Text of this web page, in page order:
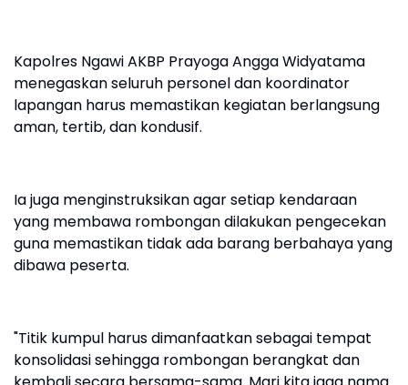
Kapolres Ngawi AKBP Prayoga Angga Widyatama
menegaskan seluruh personel dan koordinator
lapangan harus memastikan kegiatan berlangsung
aman, tertib, dan kondusif.
Ia juga menginstruksikan agar setiap kendaraan
yang membawa rombongan dilakukan pengecekan
guna memastikan tidak ada barang berbahaya yang
dibawa peserta.
"Titik kumpul harus dimanfaatkan sebagai tempat
konsolidasi sehingga rombongan berangkat dan